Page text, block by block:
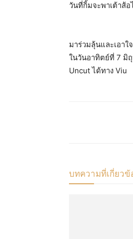
วันที่กิ้มจะพาเต้าส้
มาร่วมลุ้นและเอาใ
ในวันอาทิตย์ที่ 7 มิ
Uncut ได้ทาง Viu
บทความที่เกี่ยวข้